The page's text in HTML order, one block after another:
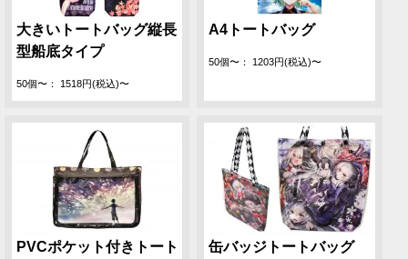
大きいトートバッグ縦長
型船底タイプ
50個〜： 1518円(税込)〜
A4トートバッグ
50個〜： 1203円(税込)〜
PVCポケット付きトート
缶バッジトートバッグ